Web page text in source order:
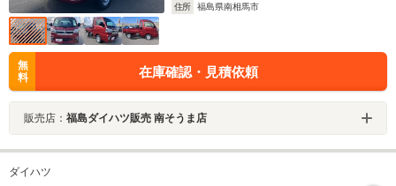
住所
福島県南相馬市
無
料
在庫確認・見積依頼
販売店： 福島ダイハツ販売 南そうま店
ダイハツ